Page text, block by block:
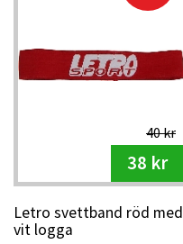
40 kr
38 kr
Letro svettband röd med
vit logga